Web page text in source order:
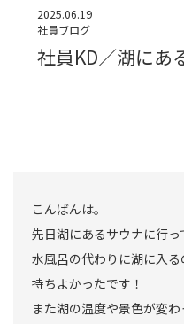
2025.06.19
社員ブログ
社員KD／湖にあ
こんばんは。
先日湖にあるサウナに行っ
水風呂の代わりに湖に入
持ちよかったです！
また湖の温度や景色が変